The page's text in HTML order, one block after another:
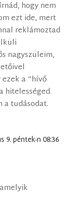
hogy nem
ezt ide, mert
reklámoztad
nagyszüleim,
a “hívő
hitelességed.
a tudásodat.
9. péntek-n 08:36